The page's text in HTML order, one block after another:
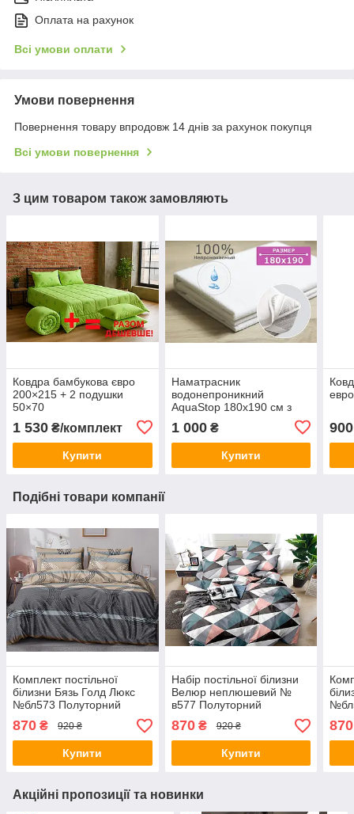
Оплата на рахунок
Всі умови оплати
Умови повернення
Повернення товару впродовж 14 днів за рахунок покупця
Всі умови повернення
З цим товаром також замовляють
Ковдра бамбукова євро
200×215 + 2 подушки
50×70
1 530 ₴/комплект
Купити
Наматрасник
водонепроникний
AquaStop 180x190 см з
1 000₴
Купити
900
Подібні товари компанії
Комплект постільної
білизни Бязь Голд Люкс
№бл573 Полуторний
150х220 на кнопках
870 ₴ 920 ₴
Купити
Набір постільної білизни
Велюр неплюшевий №
в577 Полуторний
150х220, на кнопках
870₴ 920 ₴
Купити
870
Акційні пропозиції та новинки